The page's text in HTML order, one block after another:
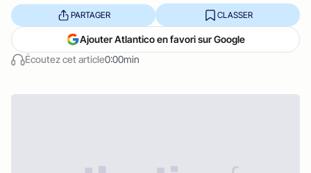
Écoutez cet article0:00min
PARTAGER CLASSER
Ajouter Atlantico en favori sur Google